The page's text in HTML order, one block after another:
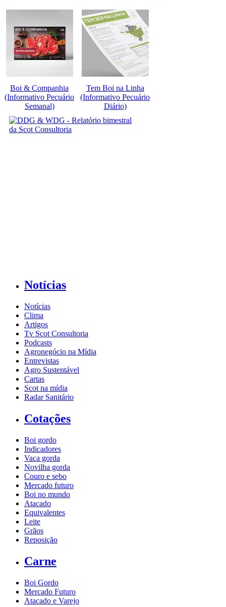
Boi & Companhia
(Informativo Pecuário
Semanal)
Tem Boi na Linha
(Informativo Pecuário
Diário)
Notícias
Notícias
Clima
Artigos
Tv Scot Consultoria
Podcasts
Agronegócio na Mídia
Entrevistas
Agro Sustentável
Cartas
Scot na mídia
Radar Sanitário
Cotações
Boi gordo
Indicadores
Vaca gorda
Novilha gorda
Couro e sebo
Mercado futuro
Boi no mundo
Atacado
Equivalentes
Leite
Grãos
Reposição
Carne
Boi Gordo
Mercado Futuro
Atacado e Varejo